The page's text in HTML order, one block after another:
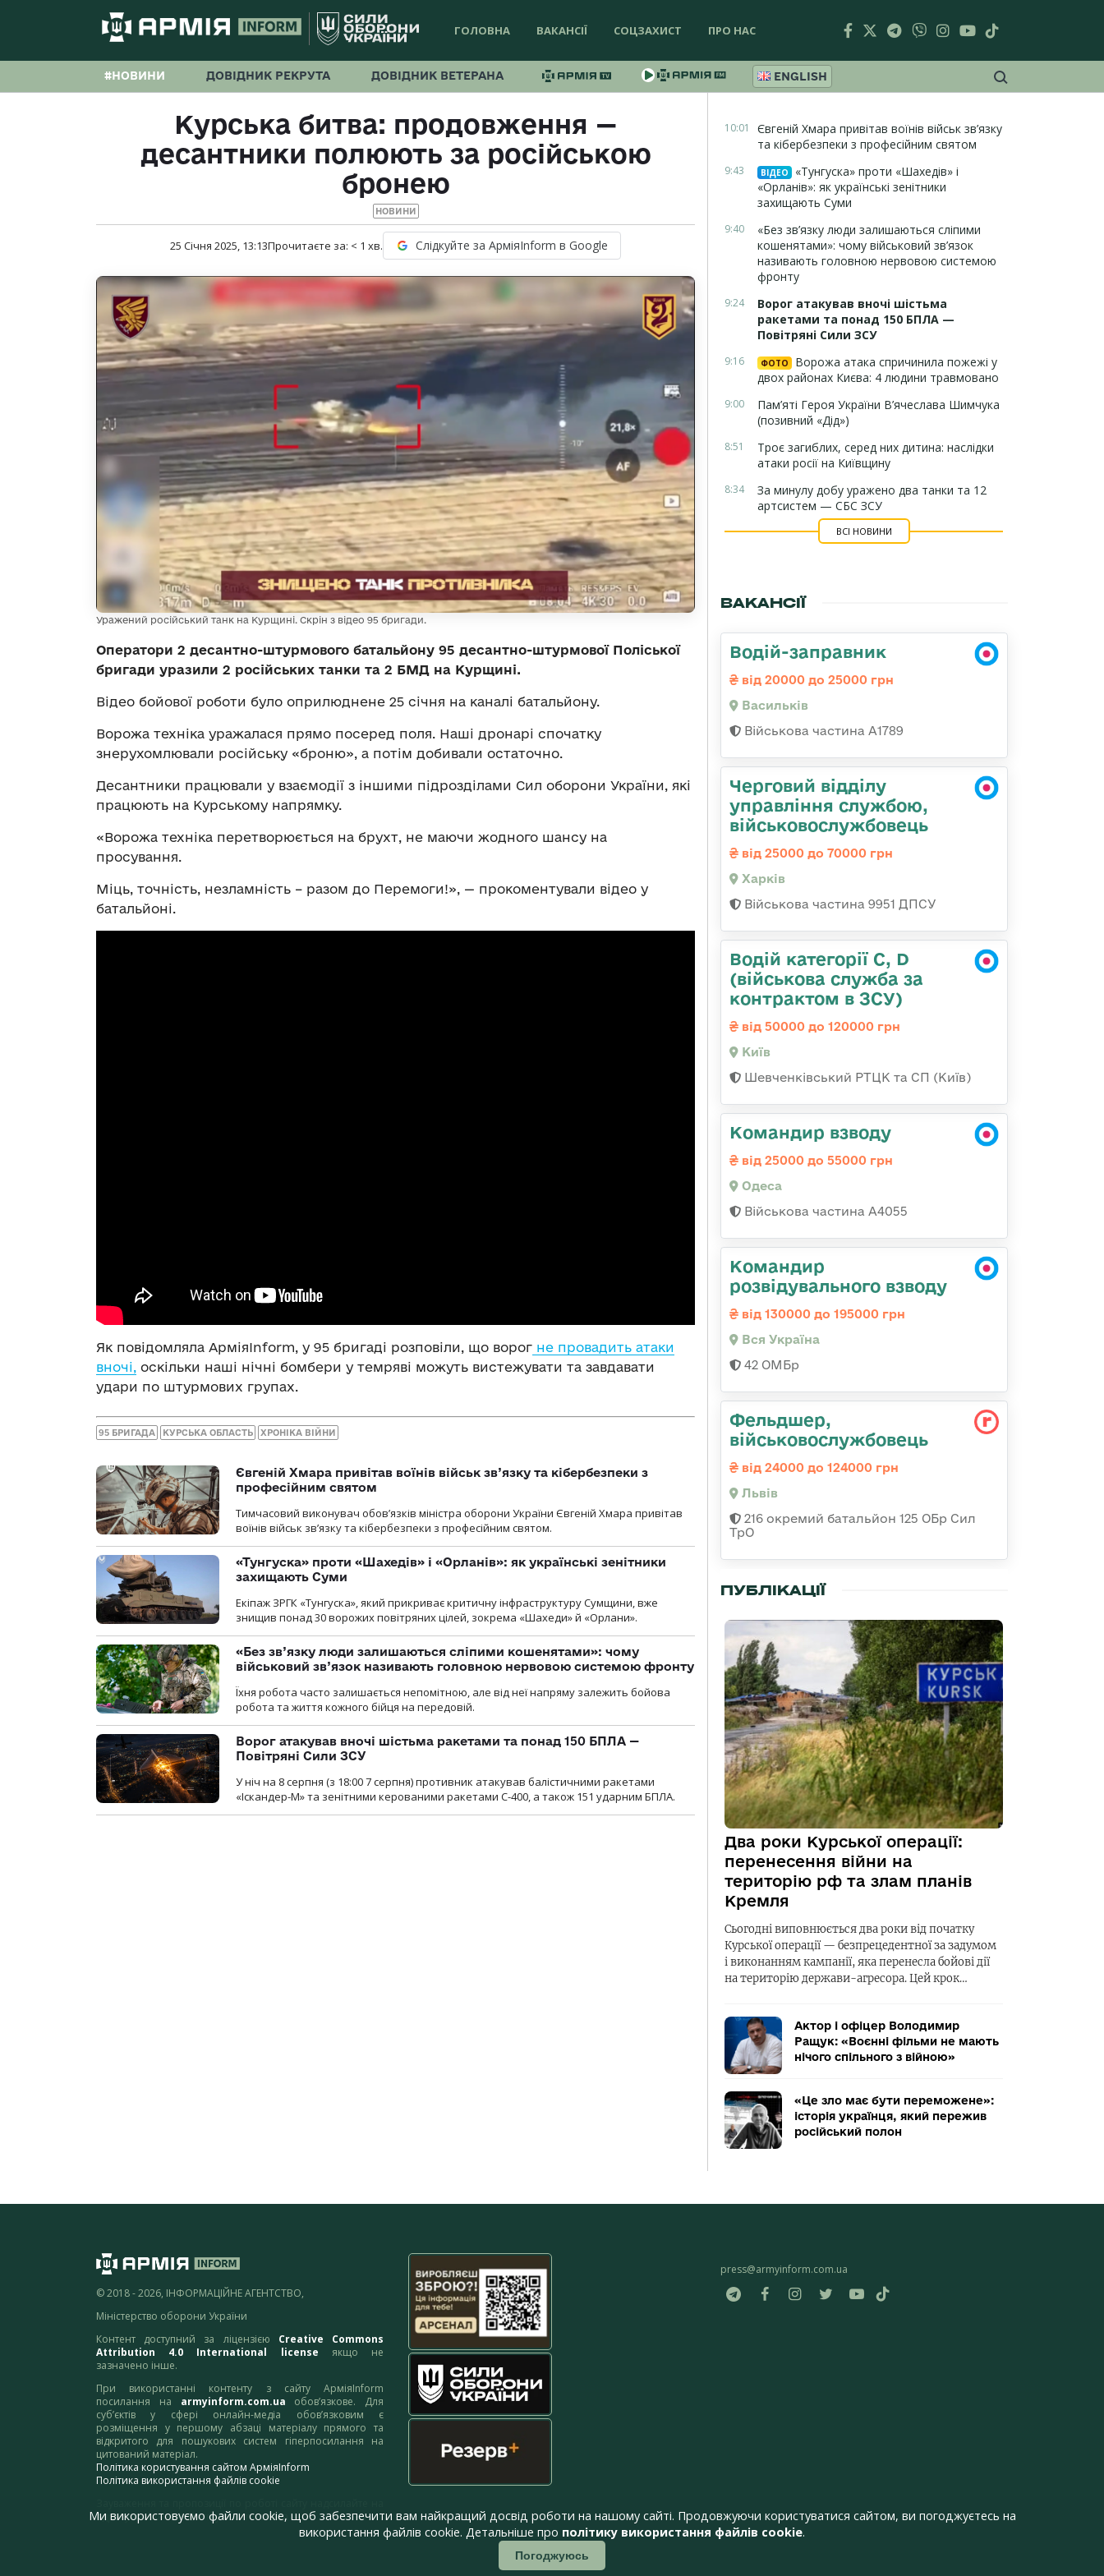
ГОЛОВНА ВАКАНСІЇ СОЦЗАХИСТ ПРО НАС
#НОВИНИ ДОВІДНИК РЕКРУТА ДОВІДНИК ВЕТЕРАНА ENGLISH
Курська битва: продовження —
десантники полюють за російською
бронею
НОВИНИ
25 Січня 2025, 13:13Прочитаєте за: < 1 хв. Слідкуйте за АрміяInform в Google
Уражений російський танк на Курщині. Скрін з відео 95 бригади.
Оператори 2 десантно-штурмового батальйону 95 десантно-штурмової Поліської
бригади уразили 2 російських танки та 2 БМД на Курщині.
Відео бойової роботи було оприлюднене 25 січня на каналі батальйону.
Ворожа техніка уражалася прямо посеред поля. Наші дронарі спочатку
знерухомлювали російську «броню», а потім добивали остаточно.
Десантники працювали у взаємодії з іншими підрозділами Сил оборони України, які
працюють на Курському напрямку.
«Ворожа техніка перетворюється на брухт, не маючи жодного шансу на
просування.
Міць, точність, незламність – разом до Перемоги!», — прокоментували відео у
батальйоні.
Як повідомляла АрміяInform, у 95 бригаді розповіли, що ворог не провадить атаки
вночі, оскільки наші нічні бомбери у темряві можуть вистежувати та завдавати
удари по штурмових групах.
95 БРИГАДА КУРСЬКА ОБЛАСТЬ ХРОНІКА ВІЙНИ
Євгеній Хмара привітав воїнів військ зв’язку та кібербезпеки з
професійним святом
Тимчасовий виконувач обов’язків міністра оборони України Євгеній Хмара привітав
воїнів військ зв’язку та кібербезпеки з професійним святом.
«Тунгуска» проти «Шахедів» і «Орланів»: як українські зенітники
захищають Суми
Екіпаж ЗРГК «Тунгуска», який прикриває критичну інфраструктуру Сумщини, вже
знищив понад 30 ворожих повітряних цілей, зокрема «Шахеди» й «Орлани».
«Без зв’язку люди залишаються сліпими кошенятами»: чому
військовий зв’язок називають головною нервовою системою фронту
Їхня робота часто залишається непомітною, але від неї напряму залежить бойова
робота та життя кожного бійця на передовій.
Ворог атакував вночі шістьма ракетами та понад 150 БПЛА —
Повітряні Сили ЗСУ
У ніч на 8 серпня (з 18:00 7 серпня) противник атакував балістичними ракетами
«Іскандер-М» та зенітними керованими ракетами С-400, а також 151 ударним БПЛА.
10:01
Євгеній Хмара привітав воїнів військ зв’язку
та кібербезпеки з професійним святом
9:43 ВІДЕО
«Тунгуска» проти «Шахедів» і
«Орланів»: як українські зенітники
захищають Суми
9:40
«Без зв’язку люди залишаються сліпими
кошенятами»: чому військовий зв’язок
називають головною нервовою системою
фронту
9:24
Ворог атакував вночі шістьма
ракетами та понад 150 БПЛА —
Повітряні Сили ЗСУ
9:16 ФОТО
Ворожа атака спричинила пожежі у
двох районах Києва: 4 людини травмовано
9:00
Пам’яті Героя України В’ячеслава Шимчука
(позивний «Дід»)
8:51
Троє загиблих, серед них дитина: наслідки
атаки росії на Київщину
8:34
За минулу добу уражено два танки та 12
артсистем — СБС ЗСУ
ВСІ НОВИНИ
ВАКАНСІЇ
Водій-заправник
від 20000 до 25000 грн
Васильків
Військова частина А1789
Черговий відділу
управління службою,
військовослужбовець
від 25000 до 70000 грн
Харків
Військова частина 9951 ДПСУ
Водій категорії C, D
(військова служба за
контрактом в ЗСУ)
від 50000 до 120000 грн
Київ
Шевченківський РТЦК та СП (Київ)
Командир взводу
від 25000 до 55000 грн
Одеса
Військова частина А4055
Командир
розвідувального взводу
від 130000 до 195000 грн
Вся Україна
42 ОМБр
Фельдшер,
військовослужбовець
від 24000 до 124000 грн
Львів
216 окремий батальйон 125 ОБр Сил
ТрО
ПУБЛІКАЦІЇ
Два роки Курської операції:
перенесення війни на
територію рф та злам планів
Кремля
Сьогодні виповнюється два роки від початку
Курської операції — безпрецедентної за задумом
і виконанням кампанії, яка перенесла бойові дії
на територію держави-агресора. Цей крок…
Актор і офіцер Володимир
Ращук: «Воєнні фільми не мають
нічого спільного з війною»
«Це зло має бути переможене»:
історія українця, який пережив
російський полон
© 2018 - 2026, ІНФОРМАЦІЙНЕ АГЕНТСТВО,
Міністерство оборони України
Контент доступний за ліцензією Creative Commons
Attribution 4.0 International license якщо не
зазначено інше.
При використанні контенту з сайту АрміяInform
посилання на armyinform.com.ua обов’язкове. Для
суб’єктів у сфері онлайн-медіа обов’язковим є
розміщення у першому абзаці матеріалу прямого та
відкритого для пошукових систем гіперпосилання на
цитований матеріал.
Політика користування сайтом АрміяInform
Політика використання файлів cookie
адресу:webmaster@armyinform.com.ua
press@armyinform.com.ua
Ми використовуємо файли cookie, щоб забезпечити вам найкращий досвід роботи на нашому сайті. Продовжуючи користуватися сайтом, ви погоджуєтесь на
використання файлів cookie. Детальніше про політику використання файлів cookie.
Погоджуюсь